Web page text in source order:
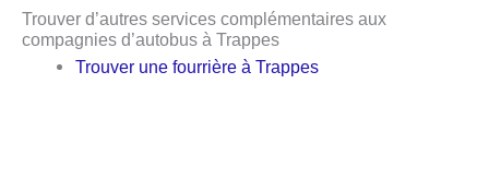
Trouver d’autres services complémentaires aux
compagnies d’autobus à Trappes
Trouver une fourrière à Trappes